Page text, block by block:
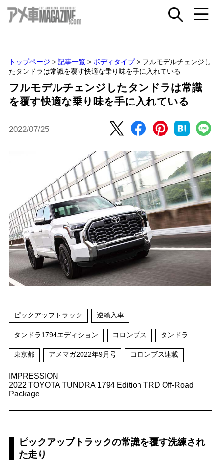
トップページ > 記事一覧 > ボディタイプ > フルモデルチェンジし
たタンドラは常識を覆す快適な乗り味を手に入れている
フルモデルチェンジしたタンドラは常識
を覆す快適な乗り味を手に入れている
2022/07/25
ピックアップトラック 逆輸入車
タンドラ1794エディション コロンブス タンドラ
東京都 アメマガ2022年9月号 コロンブス連載
IMPRESSION
2022 TOYOTA TUNDRA 1794 Edition TRD Off-Road
Package
ピックアップトラックの常識を覆す洗練され
た走り